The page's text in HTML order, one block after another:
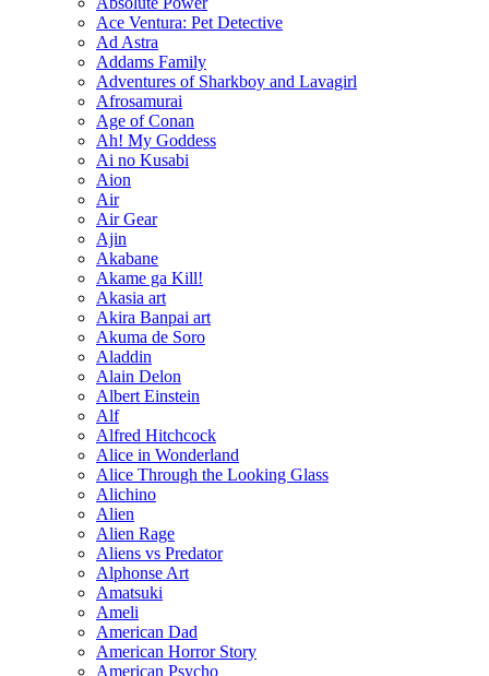
Ace Ventura: Pet Detective
Ad Astra
Addams Family
Adventures of Sharkboy and Lavagirl
Afrosamurai
Age of Conan
Ah! My Goddess
Ai no Kusabi
Aion
Air
Air Gear
Ajin
Akabane
Akame ga Kill!
Akasia art
Akira Banpai art
Akuma de Soro
Aladdin
Alain Delon
Albert Einstein
Alf
Alfred Hitchcock
Alice in Wonderland
Alice Through the Looking Glass
Alichino
Alien
Alien Rage
Aliens vs Predator
Alphonse Art
Amatsuki
Ameli
American Dad
American Horror Story
American Psycho